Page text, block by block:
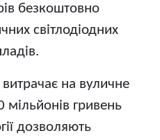
безкоштовно
світлодіодних
на вуличне
мільйонів гривень
дозволяють